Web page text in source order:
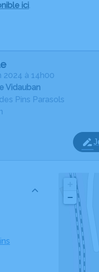
ici.
2024 à 14h00
Vidauban
Pins Parasols
−